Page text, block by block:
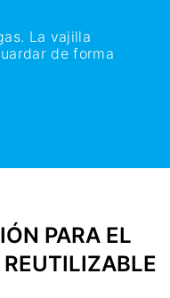
La vajilla
de forma
PARA EL